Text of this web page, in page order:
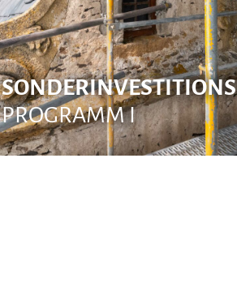
SONDERINVESTITIONS
PROGRAMM I